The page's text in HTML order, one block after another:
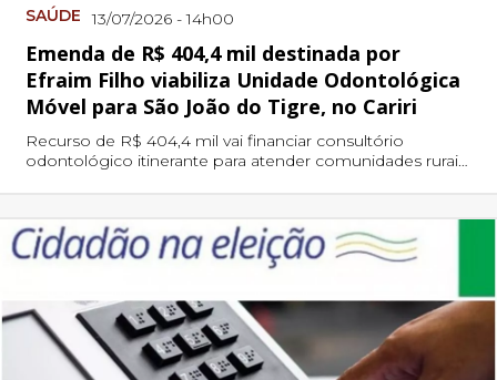
SAÚDE 13/07/2026 - 14h00
Emenda de R$ 404,4 mil destinada por
Efraim Filho viabiliza Unidade Odontológica
Móvel para São João do Tigre, no Cariri
Recurso de R$ 404,4 mil vai financiar consultório
odontológico itinerante para atender comunidades rurais,